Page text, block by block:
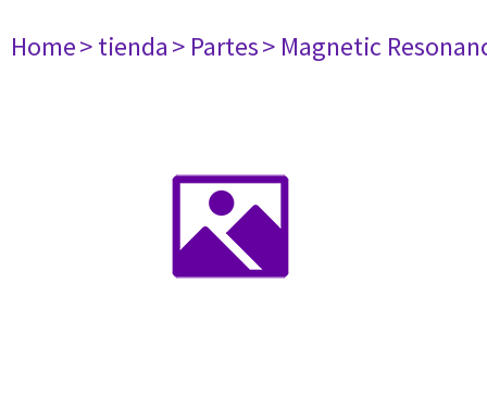
Home> tienda> Partes> Magnetic